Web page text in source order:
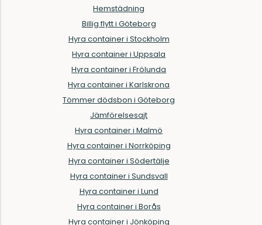
Hemstädning
Billig flytt i Göteborg
Hyra container i Stockholm
Hyra container i Uppsala
Hyra container i Frölunda
Hyra container i Karlskrona
Tömmer dödsbon i Göteborg
Jämförelsesajt
Hyra container i Malmö
Hyra container i Norrköping
Hyra container i Södertälje
Hyra container i Sundsvall
Hyra container i Lund
Hyra container i Borås
Hyra container i Jönköping